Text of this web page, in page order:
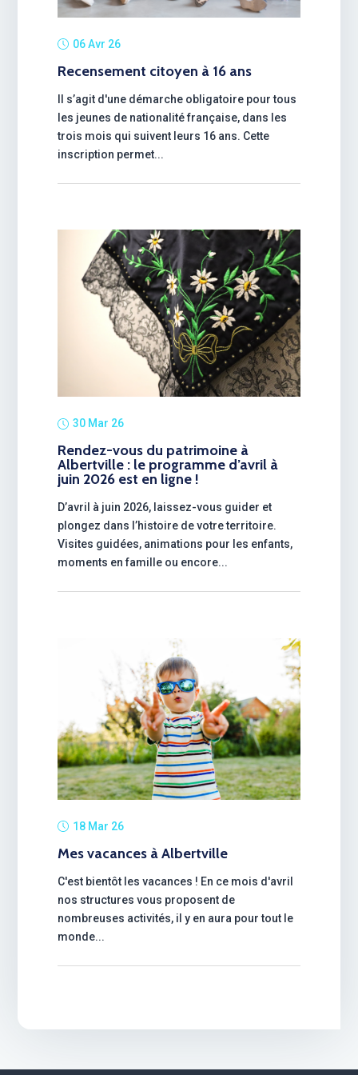
06 Avr 26
Recensement citoyen à 16 ans
Il s’agit d'une démarche obligatoire pour tous
les jeunes de nationalité française, dans les
trois mois qui suivent leurs 16 ans. Cette
inscription permet...
30 Mar 26
Rendez-vous du patrimoine à
Albertville : le programme d’avril à
juin 2026 est en ligne !
D’avril à juin 2026, laissez-vous guider et
plongez dans l’histoire de votre territoire.
Visites guidées, animations pour les enfants,
moments en famille ou encore...
18 Mar 26
Mes vacances à Albertville
C'est bientôt les vacances ! En ce mois d'avril
nos structures vous proposent de
nombreuses activités, il y en aura pour tout le
monde...